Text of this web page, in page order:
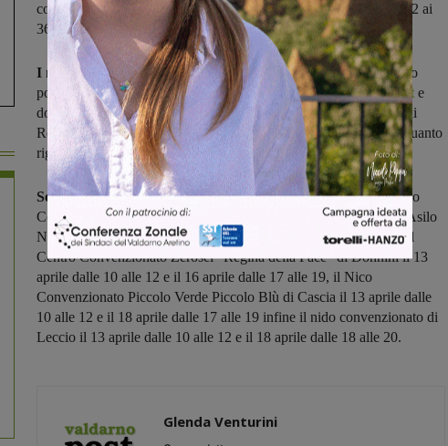
comune) e, infine, al nido convenzionato diLecciobambini dai 12 ai
36 mesi.
I moduli per le iscrizioni sono scaricabilisul sito del Comuneo
possono essere richiesti alla mailistruzione@comune.reggello.fi.it e
dovranno essere riconsegnati all’Ufficio Protocollo del Comune di
Reggello entro martedì 30 aprile. La tariffa sarà la stessa sia per quanto
riguarda i nidi comunali che quelli convenzionati.
Sono previsti, inoltre, open day in tutte le strutture:Asilo Nido
Comunale Arcobaleno di Prulli il 13 e 17 aprile dalle 17 alle 19, Asilo
Nido Comunale di Pietrapiana il 13 aprile e 16 aprile 17 alle 19, il
Centro Convenzionato Zerosei “Regina della Pace” di Donnini il 13
aprile dalle 10 alle 12 e il 16 aprile dalle 17 alle 19, il Nico
Convenzionato Piccolo Verde Piccolo Blù di Cascia il 13 aprile dalle
10 alle 12 e il 18 aprile dalle 17 alle 19 infine il nido convenzionato di
Leccio il 13 aprile dalle 10 alle 12 e il 18 aprile dalle 18 alle 20.
Glenda Venturini